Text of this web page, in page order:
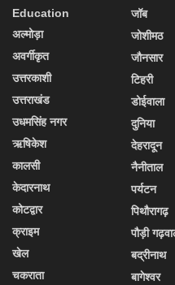
Education
अल्मोड़ा
अवर्गीकृत
उत्तरकाशी
उत्तराखंड
उधमसिंह नगर
ऋषिकेश
कालसी
केदारनाथ
कोटद्वार
क्राइम
खेल
चकराता
जॉब
जोशीमठ
जौनसार
टिहरी
डोईवाला
दुनिया
देहरादून
नैनीताल
पर्यटन
पिथौरागढ़
पौड़ी
बद्रीनाथ
बागेश्वर